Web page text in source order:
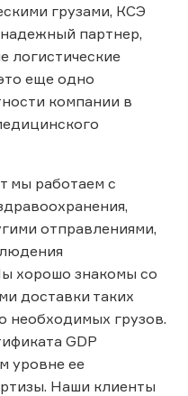
грузами, КСЭ
партнер,
логистические
еще одно
компании в
мы работаем с
отправлениями,
хорошо знакомы со
доставки таких
необходимых грузов.
GDP
уровне ее
Наши клиенты